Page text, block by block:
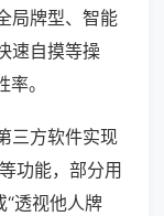
局牌型、智能
速自摸等操
。
三方软件实现
功能，部分用
“透视他人牌